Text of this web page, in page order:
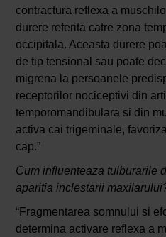
contractura reflexa a
durere referita catre zona
occipitala. Aceasta durere
de tip tensional sau poate
migrena la persoanele
receptorilor nociceptivi din
temporomandibulara si din
activa cai trigeminale,
cap.”
Cum influenteaza tulburarile
aparitia inclestarii
“Fragmentarea somnului si
determina activare reflexa a